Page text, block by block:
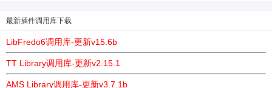
最新插件调用库下载
LibFredo6调用库-更新v15.6b
TT Library调用库-更新v2.15.1
AMS Library调用库-更新v3.7.1b